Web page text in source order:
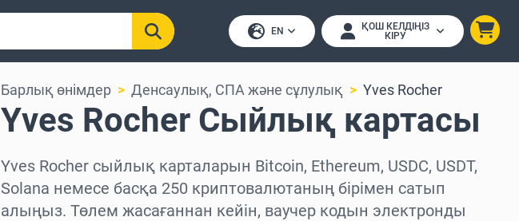
EN
ҚОШ КЕЛДІҢІЗ
КІРУ
Барлық өнімдер Денсаулық, СПА және сұлулық Yves Rocher
Yves Rocher Сыйлық картасы
Yves Rocher сыйлық карталарын Bitcoin, Ethereum, USDC, USDT,
Solana немесе басқа 250 криптовалютаның бірімен сатып
алыңыз. Төлем жасағаннан кейін, ваучер кодын электронды